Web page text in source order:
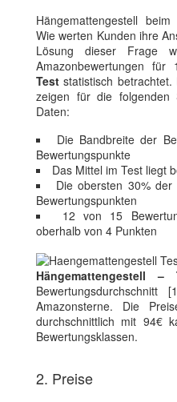
Hängemattengestell
Wie werten Kunden ihre
Lösung dieser Frage
Amazonbewertungen für
Test statistisch
zeigen für die folgenden
Daten:
Die Bandbreite der
Bewertungspunkte
Das Mittel im Test liegt
Die obersten 30%
Bewertungspunkten
12 von 15
oberhalb von 4 Punkten
Hängemattengestell
Amazonsterne. Die
durchschnittlich mit 94€
Bewertungsklassen.
2. Preise